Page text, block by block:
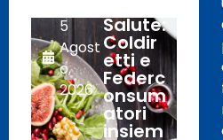
5
Agost
o,
2026
Salute:
Coldir
etti e
Federc
onsum
atori
insiem